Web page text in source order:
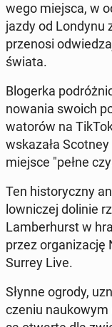
we­go miejsca, w
jazdy od Londynu
prze­no­si
świata.
Blo­ger­ka
no­wa­nia swoich
wa­to­rów na
wska­za­ła
miejsce "pełne
Ten hi­sto­rycz­ny
low­ni­czej dolinie
Lam­ber­hurst w
przez or­ga­ni­za­cję
Surrey Live.
Słynne ogrody,
cze­niu na­uko­wym